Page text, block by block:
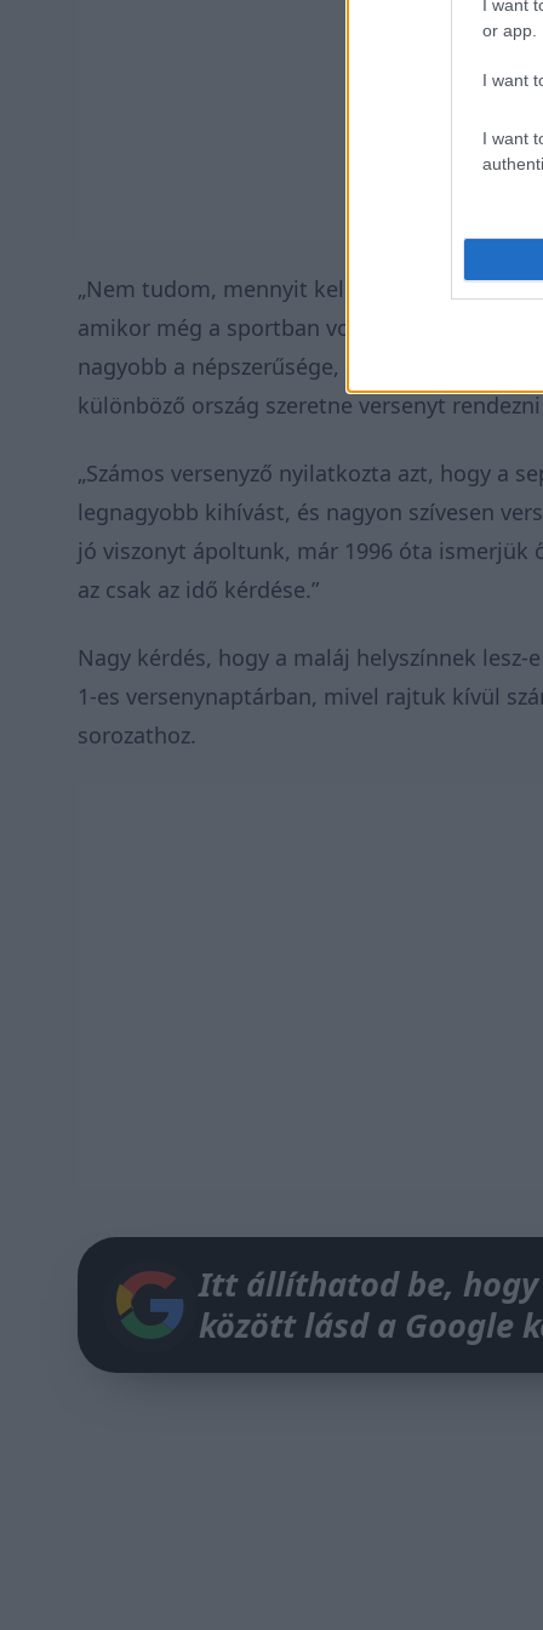
I want
or app.
I want
I want
„Nem tudom, mennyit kell fizetni manapság
amikor még a sportban voltunk 2017-ben” –
nagyobb a népszerűsége, mint valaha a
különböző ország szeretne versenyt
„Számos versenyző nyilatkozta azt, hogy a
legnagyobb kihívást, és nagyon szívesen
jó viszonyt ápoltunk, már 1996 óta ismerjük
az csak az idő kérdése.”
Nagy kérdés, hogy a maláj helyszínnek
1-es versenynaptárban, mivel rajtuk kívül
sorozathoz.
Itt állíthatod be, hogy
között lásd a Google